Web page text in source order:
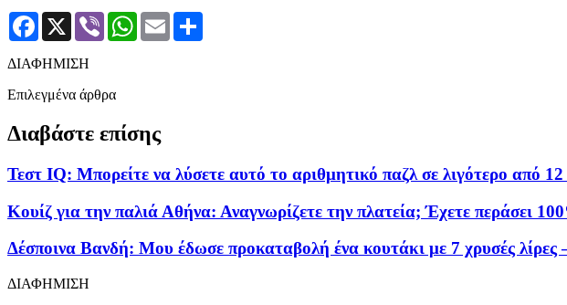
Facebook
X Viber WhatsApp
Email
ΔΙΑΦΗΜΙΣΗ
Επιλεγμένα άρθρα
Διαβάστε επίσης
Τεστ IQ: Μπορείτε να λύσετε αυτό το αριθμητικό παζλ σε λιγότερο από 12
Κουίζ για την παλιά Αθήνα: Αναγνωρίζετε την πλατεία; Έχετε περάσει
Δέσποινα Βανδή: Μου έδωσε προκαταβολή ένα κουτάκι με 7 χρυσές
ΔΙΑΦΗΜΙΣΗ